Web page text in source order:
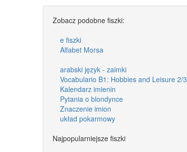
Zobacz podobne fiszki:
e fiszki
Alfabet Morsa
arabski język - zaimki
Vocabulario B1: Hobbies and Leisure 2/3
Kalendarz imienin
Pytania o blondynce
Znaczenie imion
układ pokarmowy
Najpopularniejsze fiszki